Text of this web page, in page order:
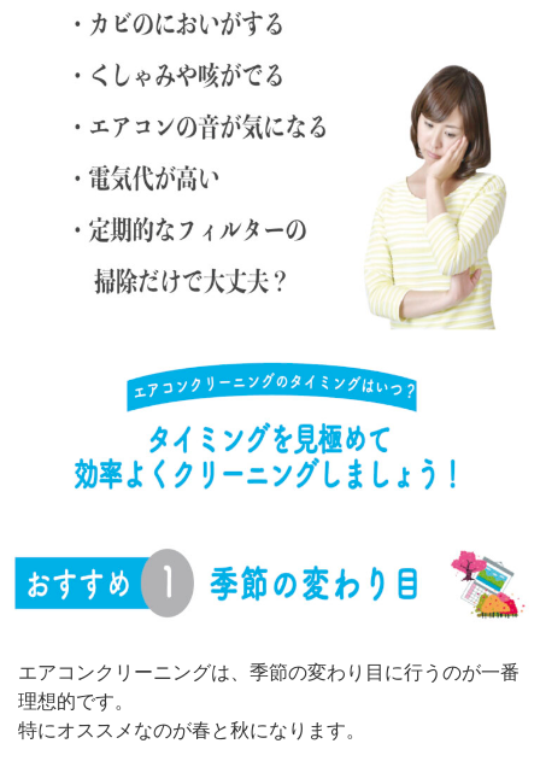
エアコンクリーニングは、季節の変わり目に行うのが一番
理想的です。
特にオススメなのが春と秋になります。